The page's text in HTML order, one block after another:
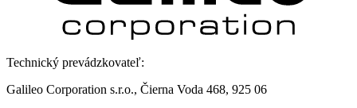
Technický prevádzkovateľ:
Galileo Corporation s.r.o., Čierna Voda 468, 925 06